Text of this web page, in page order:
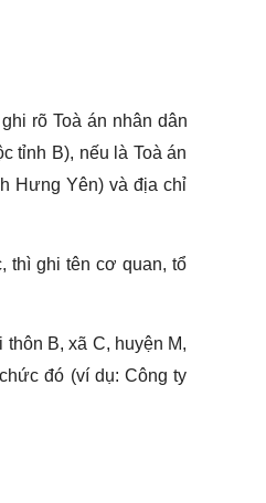
rõ Toà án nhân dân
tỉnh B), nếu là Toà án
Hưng Yên) và địa chỉ
thì ghi tên cơ quan, tổ
B, xã C, huyện M,
đó (ví dụ: Công ty